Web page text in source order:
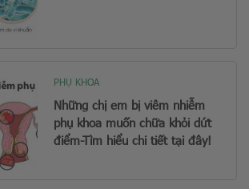
PHỤ KHOA
Những chị em bị viêm nhiễm
phụ khoa muốn chữa khỏi dứt
điểm-Tìm hiểu chi tiết tại đây!